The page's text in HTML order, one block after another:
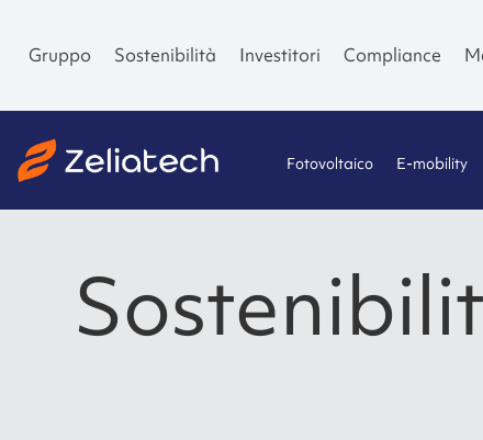
Gruppo Sostenibilità Investitori Compliance
Fotovoltaico E-mobility